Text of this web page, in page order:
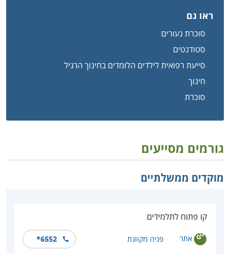
ראו גם
סוכרת נעורים
סטודנטים
סייעת רפואית לילדים הלומדים בחינוך הרגיל
חינוך
סוכרת
גורמים מסייעים
מוקדים ממשלתיים
קו פתוח לתלמידים
אתר פניה מקוונת *6552